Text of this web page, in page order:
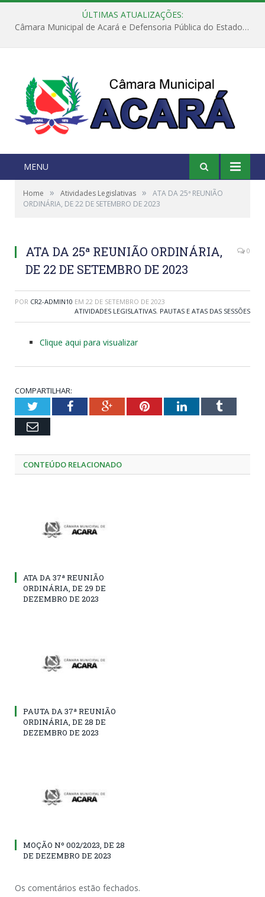
ÚLTIMAS ATUALIZAÇÕES:
Câmara Municipal de Acará e Defensoria Pública do Estado, promovem Ação Balcão de Direitos
MENU
Home » Atividades Legislativas »
ATA DA 25ª REUNIÃO
ORDINÁRIA, DE 22 DE SETEMBRO DE 2023
ATA DA 25ª REUNIÃO ORDINÁRIA,
DE 22 DE SETEMBRO DE 2023
0
POR CR2-ADMIN10 EM 22 DE SETEMBRO DE 2023
ATIVIDADES LEGISLATIVAS, PAUTAS E ATAS DAS SESSÕES
Clique aqui para visualizar
COMPARTILHAR:
TwitterFacebookGoogle+PinterestLinkedInTumblr
Email
CONTEÚDO RELACIONADO
ATA DA 37ª REUNIÃO
ORDINÁRIA, DE 29 DE
DEZEMBRO DE 2023
PAUTA DA 37ª REUNIÃO
ORDINÁRIA, DE 28 DE
DEZEMBRO DE 2023
MOÇÃO Nº 002/2023, DE 28
DE DEZEMBRO DE 2023
Os comentários estão fechados.